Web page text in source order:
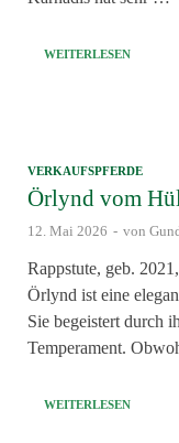
WEITERLESEN
VERKAUFSPFERDE
Örlynd vom
12. Mai 2026 - von
Rappstute, geb.
Örlynd ist eine
Sie begeistert durch
Temperament.
WEITERLESEN